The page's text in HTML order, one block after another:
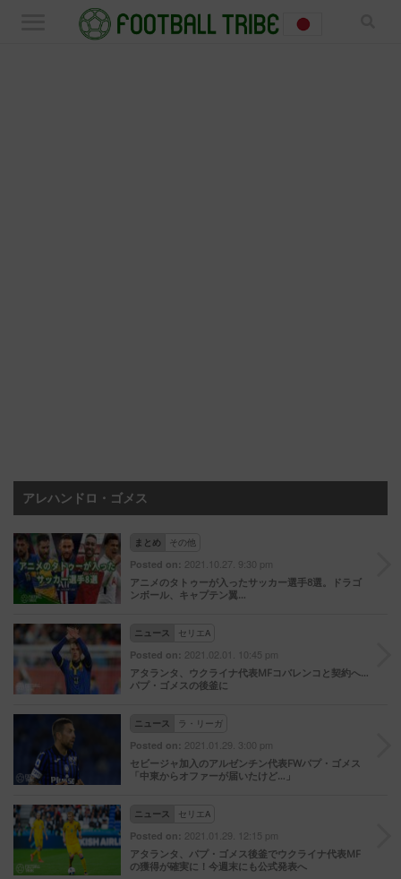
アレハンドロ・ゴメス
まとめ その他
Posted on: 2021.10.27. 9:30 pm
アニメのタトゥーが入ったサッカー選手8選。ドラゴ
ンボール、キャプテン翼…
ニュース セリエA
Posted on: 2021.02.01. 10:45 pm
アタランタ、ウクライナ代表MFコバレンコと契約へ…
パプ・ゴメスの後釜に
ニュース ラ・リーガ
Posted on: 2021.01.29. 3:00 pm
セビージャ加入のアルゼンチン代表FWパプ・ゴメス
「中東からオファーが届いたけど…」
ニュース セリエA
Posted on: 2021.01.29. 12:15 pm
アタランタ、パプ・ゴメス後釜でウクライナ代表MF
の獲得が確実に！今週末にも公式発表へ